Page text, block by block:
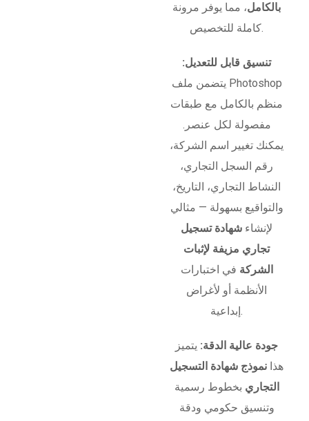
بالكامل، مما يوفر مرونة
كاملة للتخصيص.
تنسيق قابل للتعديل:
يتضمن ملف Photoshop
منظم بالكامل مع طبقات
مفصولة لكل عنصر.
يمكنك تغيير اسم الشركة،
رقم السجل التجاري،
النشاط التجاري، التاريخ،
والتواقيع بسهولة — مثالي
لإنشاء شهادة تسجيل
تجاري مزيفة لإثبات
الشركة في اختبارات
الأنظمة أو لأغراض
إبداعية.
جودة عالية الدقة: يتميز
هذا نموذج شهادة التسجيل
التجاري بخطوط رسمية
وتنسيق حكومي ودقة